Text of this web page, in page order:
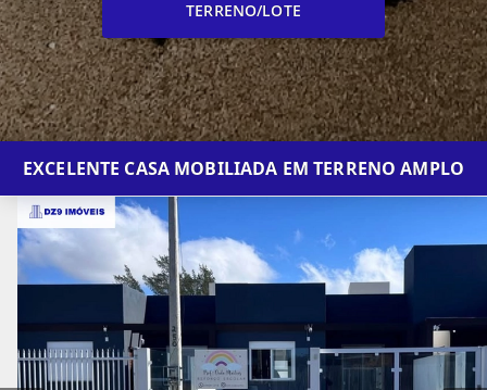
TERRENO/LOTE
EXCELENTE CASA MOBILIADA EM TERRENO AMPLO